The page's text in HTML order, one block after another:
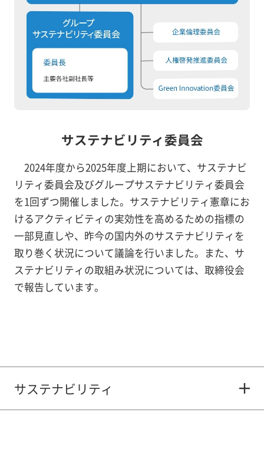
サステナビリティ委員会
2024年度から2025年度上期において、サステナビ
リティ委員会及びグループサステナビリティ委員会
を1回ずつ開催しました。サステナビリティ憲章にお
けるアクティビティの実効性を高めるための指標の
一部見直しや、昨今の国内外のサステナビリティを
取り巻く状況について議論を行いました。また、サ
ステナビリティの取組み状況については、取締役会
で報告しています。
サステナビリティ